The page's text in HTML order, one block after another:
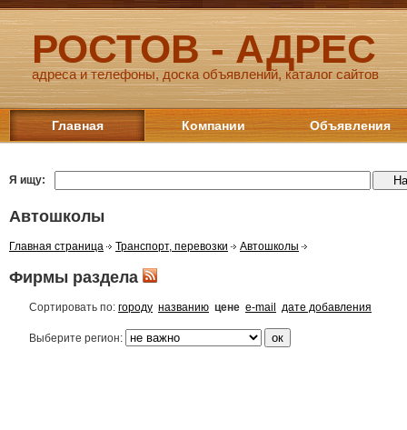
РОСТОВ - АДРЕС
адреса и телефоны, доска объявлений, каталог сайтов
Главная Компании Объявления
Я ищу:
Автошколы
Главная страница Транспорт, перевозки Автошколы
Фирмы раздела
Сортировать по: городу названию цене e-mail дате добавления
Выберите регион: